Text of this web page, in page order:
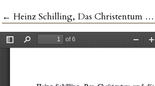
← Zu Artikeldetails zurückkehren
Heinz Schilling, Das Christentum und die Entstehung des modernen Europa. Aufbruch in die Welt von heute